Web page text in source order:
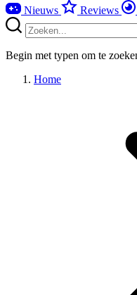
Nieuws
Reviews
Begin met typen om te
Home